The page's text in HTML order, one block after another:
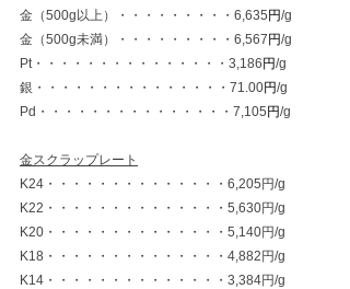
金（500g以上）・・・・・・・・・6,635 円/g
金（500g未満）・・・・・・・・・6,567 円/g
Pt・・・・・・・・・・・・・・・3,186 円/g
銀・・・・・・・・・・・・・・・71.00円/g
Pd・・・・・・・・・・・・・・・7,105 円/g
金スクラップレート
K24・・・・・・・・・・・・・・6,205円/g
K22・・・・・・・・・・・・・・5,630円/g
K20・・・・・・・・・・・・・・5,140円/g
K18・・・・・・・・・・・・・・4,882円/g
K14・・・・・・・・・・・・・・3,384円/g